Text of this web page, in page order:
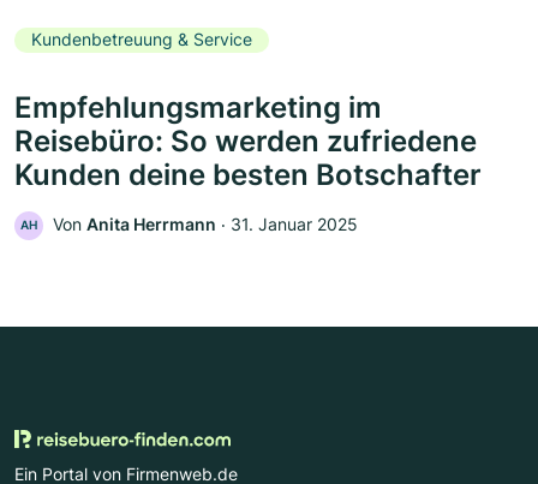
Kundenbetreuung & Service
Empfehlungsmarketing im
Reisebüro: So werden zufriedene
Kunden deine besten Botschafter
AH Von Anita Herrmann ‧ 31. Januar 2025
Ein Portal von Firmenweb.de